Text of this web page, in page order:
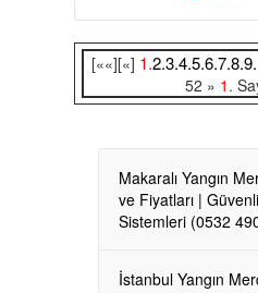
[««][«] 1.2.3.4.5.6.7.8.9.
52 » 1.
Makaralı Yangın
ve Fiyatları |
Sistemleri (0532
İstanbul Yangın